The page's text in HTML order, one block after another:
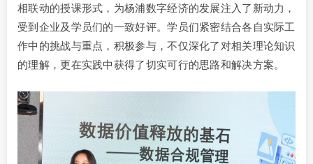
相联动的授课形式，为杨浦数字经济的发展注入了新动力，
受到企业及学员们的一致好评。学员们紧密结合各自实际工
作中的挑战与重点，积极参与，不仅深化了对相关理论知识
的理解，更在实践中获得了切实可行的思路和解决方案。